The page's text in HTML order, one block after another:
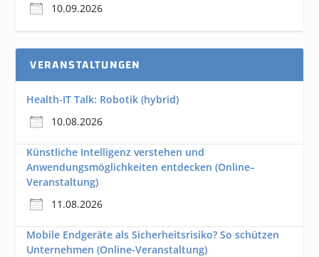
10.09.2026
VERANSTALTUNGEN
Health-IT Talk: Robotik (hybrid)
10.08.2026
Künstliche Intelligenz verstehen und
Anwendungsmöglichkeiten entdecken (Online–
Veranstaltung)
11.08.2026
Mobile Endgeräte als Sicherheitsrisiko? So schützen
Unternehmen (Online-Veranstaltung)